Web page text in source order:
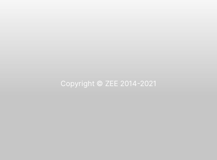
Copyright © ZEE 2014-2021